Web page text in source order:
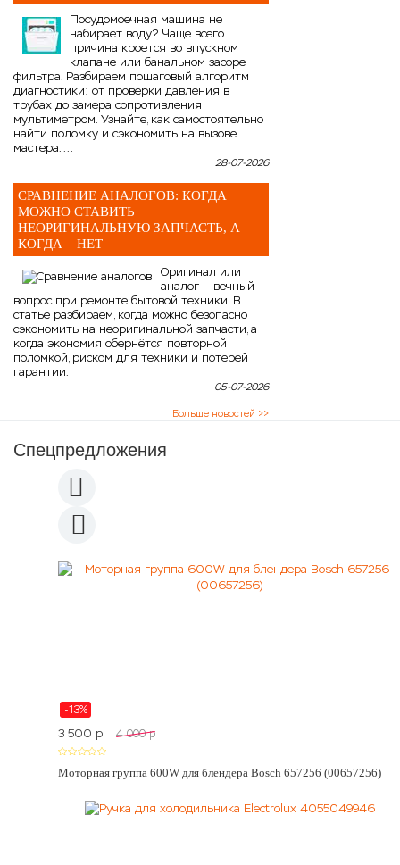
Посудомоечная машина не
набирает воду? Чаще всего
причина кроется во впускном
клапане или банальном засоре
фильтра. Разбираем пошаговый алгоритм
диагностики: от проверки давления в
трубах до замера сопротивления
мультиметром. Узнайте, как самостоятельно
найти поломку и сэкономить на вызове
мастера. ...
28-07-2026
СРАВНЕНИЕ АНАЛОГОВ: КОГДА
МОЖНО СТАВИТЬ
НЕОРИГИНАЛЬНУЮ ЗАПЧАСТЬ, А
КОГДА – НЕТ
Оригинал или
аналог — вечный
вопрос при ремонте бытовой техники. В
статье разбираем, когда можно безопасно
сэкономить на неоригинальной запчасти, а
когда экономия обернётся повторной
поломкой, риском для техники и потерей
гарантии.
05-07-2026
Больше новостей >>
Спецпредложения
-13%
3 500 p 4 000 p
Моторная группа 600W для блендера Bosch 657256 (00657256)